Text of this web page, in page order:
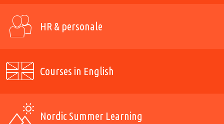
HR & personale
Courses in English
Nordic Summer Learning